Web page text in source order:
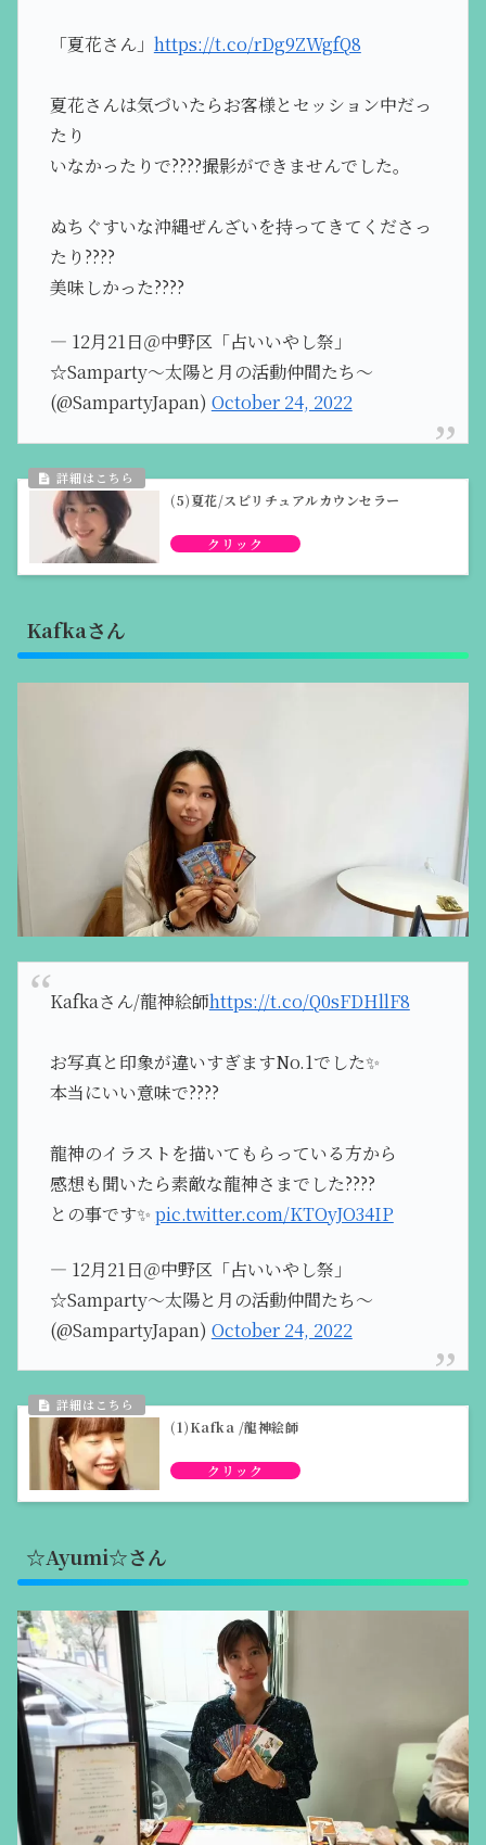
「夏花さん」 https://t.co/rDg9ZWgfQ8
夏花さんは気づいたらお客様とセッション中だっ
たり
いなかったりで????撮影ができませんでした。
ぬちぐすいな沖縄ぜんざいを持ってきてくださっ
たり????
美味しかった????
— 12月21日＠中野区「占いいやし祭」
☆Samparty～太陽と月の活動仲間たち～
(@SampartyJapan) October 24, 2022
(5)夏花/スピリチュアルカウンセラー
Kafkaさん
Kafkaさん/龍神絵師https://t.co/Q0sFDHllF8
お写真と印象が違いすぎますNo.1でした✨
本当にいい意味で????
龍神のイラストを描いてもらっている方から
感想も聞いたら素敵な龍神さまでした????
との事です✨ pic.twitter.com/KTOyJO34IP
— 12月21日＠中野区「占いいやし祭」
☆Samparty～太陽と月の活動仲間たち～
(@SampartyJapan) October 24, 2022
(1)Kafka /龍神絵師
☆Ayumi☆さん